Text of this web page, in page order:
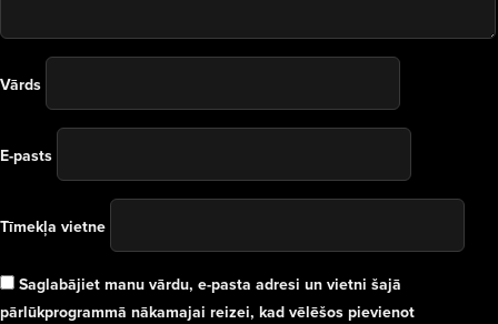
Vārds
E-pasts
Tīmekļa vietne
Saglabājiet manu vārdu, e-pasta adresi un vietni šajā
pārlūkprogrammā nākamajai reizei, kad vēlēšos pievienot